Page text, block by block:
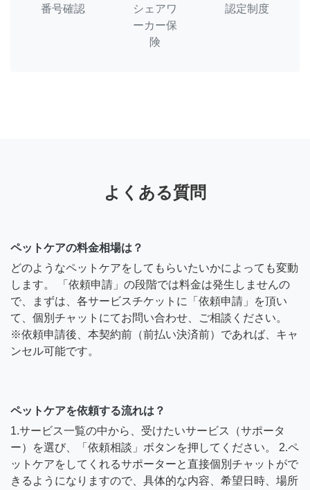
番号確認
シェアワ
ーカー保
険
認定制度
よくある質問
ペットケアの料金相場は？
どのようなペットケアをしてもらいたいかによっても変動
します。 「依頼申請」の段階では料金は発生しませんの
で、まずは、各サービスチケットに「依頼申請」を頂い
て、個別チャットにてお問い合わせ、ご相談ください。
※依頼申請後、本契約前（前払い決済前）であれば、キャ
ンセル可能です。
ペットケアを依頼する流れは？
1.サービス一覧の中から、受けたいサービス（サポータ
ー）を選び、「依頼相談」ボタンを押してください。 2.ペ
ットケアをしてくれるサポーターと直接個別チャットがで
きるようになりますので、具体的な内容、希望日時、場所